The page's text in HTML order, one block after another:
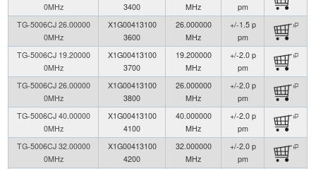
0MHz
3400
MHz
pm
TG-5006CJ 26.00000
0MHz
X1G00413100
3600
26.000000
MHz
+/-1.5 p
pm
TG-5006CJ 19.20000
0MHz
X1G00413100
3700
19.200000
MHz
+/-2.0 p
pm
TG-5006CJ 26.00000
0MHz
X1G00413100
3800
26.000000
MHz
+/-2.0 p
pm
TG-5006CJ 40.00000
0MHz
X1G00413100
4100
40.000000
MHz
+/-2.0 p
pm
TG-5006CJ 32.00000
0MHz
X1G00413100
4200
32.000000
MHz
+/-2.0 p
pm